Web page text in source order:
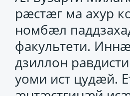
рӕстӕг ма ахур
номбӕл
факультети.
дзиллон
уоми ист